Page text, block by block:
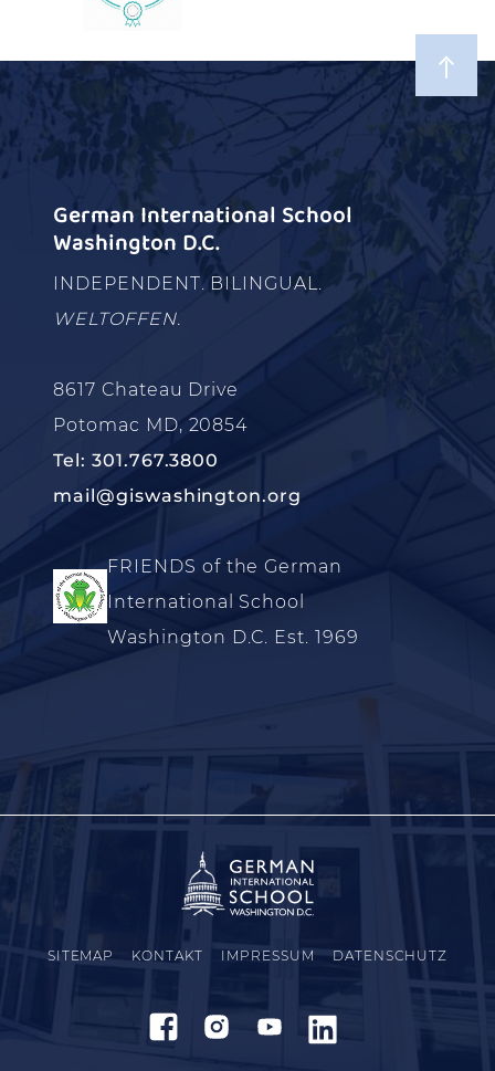
German International School
Washington D.C.
INDEPENDENT. BILINGUAL.
WELTOFFEN.
8617 Chateau Drive
Potomac MD, 20854
Tel: 301.767.3800
mail@giswashington.org
FRIENDS of the German
International School
Washington D.C. Est. 1969
SITEMAP KONTAKT IMPRESSUM DATENSCHUTZ